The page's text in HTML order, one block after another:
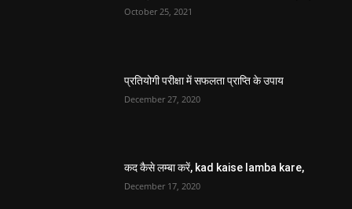
October 25, 2021
प्रतियोगी परीक्षा में सफलता प्राप्ति के उपाय
December 27, 2020
कद कैसे लम्बा करें, kad kaise lamba kare,
December 17, 2020